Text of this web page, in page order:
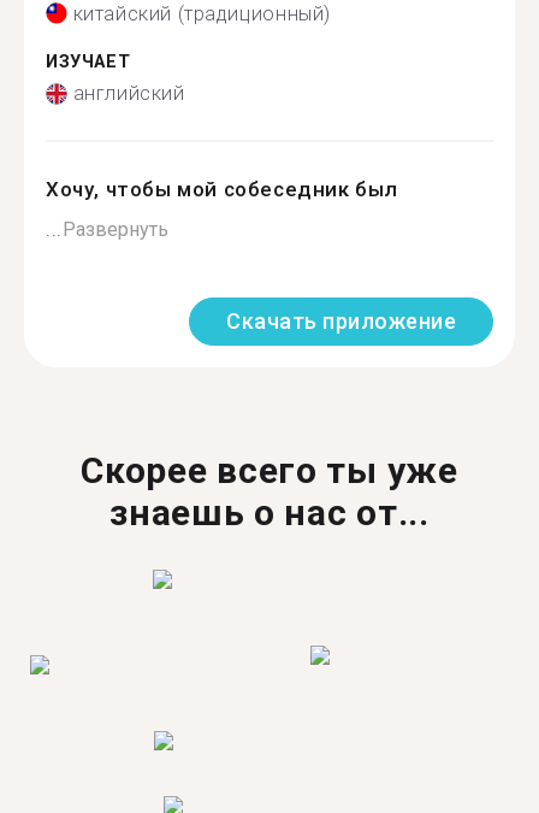
китайский (традиционный)
ИЗУЧАЕТ
английский
Хочу, чтобы мой собеседник был
...Развернуть
Скачать приложение
Скорее всего ты уже
знаешь о нас от...